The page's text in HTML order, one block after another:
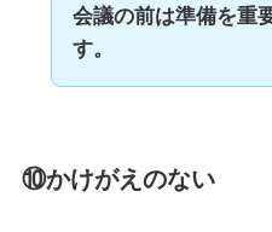
会議の前は準備を重
す。
⑩かけがえのない